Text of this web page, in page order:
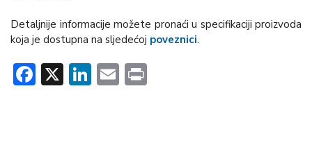
Detaljnije informacije možete pronaći u specifikaciji proizvoda
koja je dostupna na sljedećoj poveznici.
Facebook
X LinkedIn
Email